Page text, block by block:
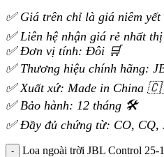
✅ Giá trên chỉ là giá niêm yết
✅ Liên hệ nhận giá rẻ nhất
✅ Đơn vị tính: Đôi 🛒
✅ Thương hiệu chính hãng:
✅ Xuất xứ: Made in China
✅ Bảo hành: 12 tháng 🛠️
✅ Đầy đủ chứng từ: CO, CQ,
Loa ngoài trời JBL Control 25-